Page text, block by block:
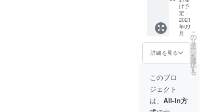
ポート
シア
ターチ
ケット5
枚（デ
ザイン
が画像
と異な
る場合
があり
ます）
※必ず備
考欄に
「表示
分以内
の映像
を放映
するこ
とが出
来ま
す。 ※
公序良
俗に添
う内容
のもの
に限り
ます。
特定思
け予
定：
2021
年09
月
詳細を見る
こ
の
リ
タ
ー
ン
を
選
択
す
る
このプロ
ジェクト
は、 All-In方